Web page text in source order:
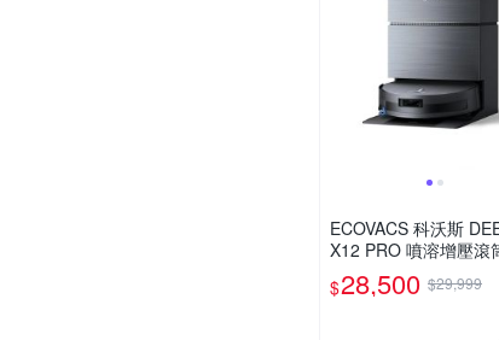
ECOVACS 科沃斯 DEEBOT
X12 PRO 噴溶增壓滾
地機器人
$28,500 $29,999